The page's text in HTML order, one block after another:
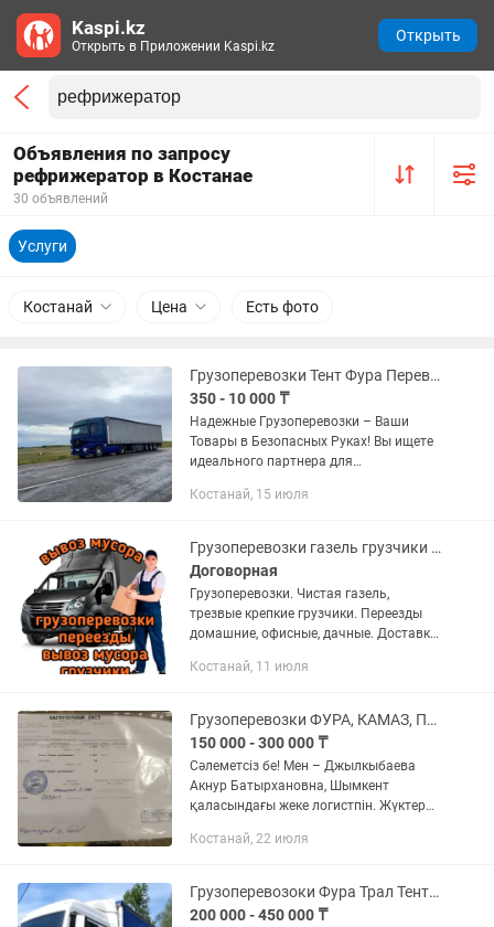
Объявления по запросу
рефрижератор в Костанае
30 объявлений
Услуги
Костанай Цена Есть фото
Грузоперевозки Тент Фура Перевозка грузов Рефрижераторы Длинномер Газель
350 - 10 000 ₸
Надежные Грузоперевозки – Ваши
Товары в Безопасных Руках! Вы ищете
идеального партнера для
надежный путь к успешной доставке!
Костанай, 15 июля
Грузоперевозки газель грузчики доставка холодильника переезды
Договорная
Грузоперевозки. Чистая газель,
трезвые крепкие грузчики. Переезды
домашние, офисные, дачные. Доставка,
холодильника пианино стиралки
Костанай, 11 июля
Грузоперевозки ФУРА, КАМАЗ, ПЛОЩАДКА, РЕФРИЖЕРАТОР, ГАЗЕЛЬ, ТЕНТ
150 000 - 300 000 ₸
Сәлеметсіз бе! Мен – Джылкыбаева
Акнур Батырхановна, Шымкент
қаласындағы жеке логистпін. Жүктерді
қауіпсіз жеткізумен айналысамын. ✅
Костанай, 22 июля
Грузоперевозоки Фура Трал Тент Камаз Логистика Рефрижератора
200 000 - 450 000 ₸
Kaspi.kz
Открыть в Приложении Kaspi.kz
Открыть